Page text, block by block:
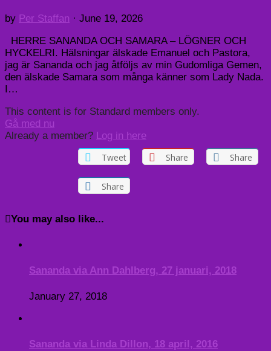
by Per Staffan · June 19, 2026
HERRE SANANDA OCH SAMARA – LÖGNER OCH
HYCKELRI. Hälsningar älskade Emanuel och Pastora,
jag är Sananda och jag åtföljs av min Gudomliga Gemen,
den älskade Samara som många känner som Lady Nada.
I…
This content is for Standard members only.
Gå med nu
Already a member? Log in here
Tweet
Share Share
Share
You may also like...
Sananda via Ann Dahlberg, 27 januari, 2018
January 27, 2018
Sananda via Linda Dillon, 18 april, 2016